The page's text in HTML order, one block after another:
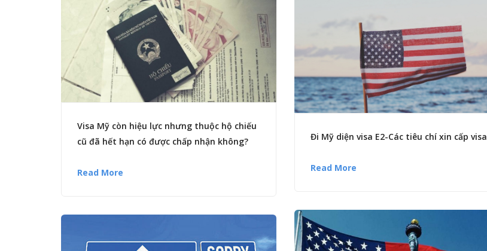
Visa Mỹ còn hiệu lực nhưng thuộc hộ chiếu
cũ đã hết hạn có được chấp nhận không?
Read More
Đi Mỹ diện visa E2-Các tiêu chí xin cấp visa
Read More